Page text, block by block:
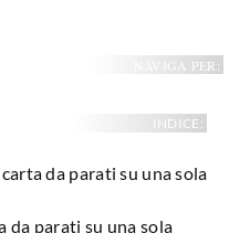
NAVIGA PER:
INDICE:
da parati su una sola
da parati su una sola